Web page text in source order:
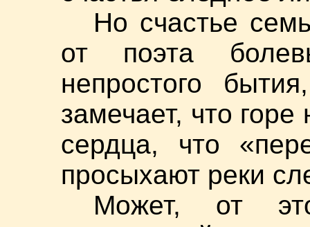
Но счастье
от поэта
непростого
замечает, что горе
сердца, что
просыхают реки
Может, от